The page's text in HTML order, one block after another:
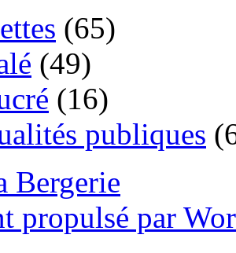
(65)
(49)
(16)
publiques
Bergerie
propulsé par